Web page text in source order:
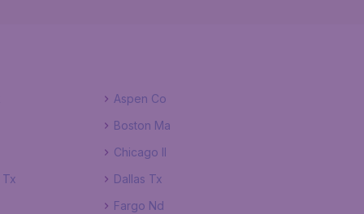
Aspen Co
Boston Ma
Chicago Il
Tx
Dallas Tx
Fargo Nd